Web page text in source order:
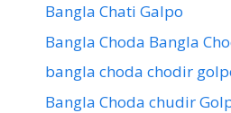
Bangla Chati Galpo
Bangla Choda Bangla
bangla choda chodir
Bangla Choda chudir